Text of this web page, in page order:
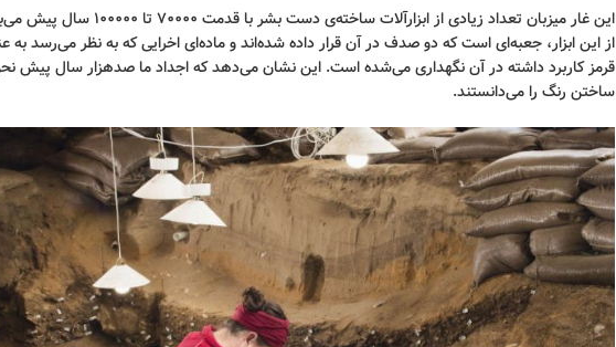
این غار میزبان تعداد زیادی از ابزارآلات ساخته‌ی دست بشر
از این ابزار، جعبه‌ای است که دو صدف در آن قرار داده شده‌اند و ماده‌ای اخرایی که به نظر می‌رسد به
قرمز کاربرد داشته در آن نگهداری می‌شده است. این نشان می‌دهد که اجداد ما صدهزار سال پیش
ساختن رنگ را می‌دانستند.